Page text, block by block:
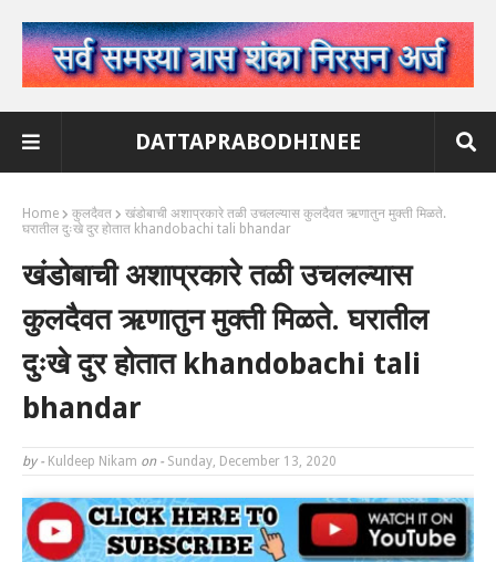
DATTAPRABODHINEE
Home कुलदैवत
खंडोबाची अशाप्रकारे तळी उचलल्यास कुलदैवत ऋणातुन मुक्ती मिळते.
घरातील दुःखे दुर होतात khandobachi tali bhandar
खंडोबाची अशाप्रकारे तळी उचलल्यास
कुलदैवत ऋणातुन मुक्ती मिळते. घरातील
दुःखे दुर होतात khandobachi tali
bhandar
by - Kuldeep Nikam on - Sunday, December 13, 2020